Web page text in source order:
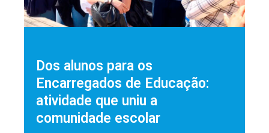
Dos alunos para os
Encarregados de Educação:
atividade que uniu a
comunidade escolar